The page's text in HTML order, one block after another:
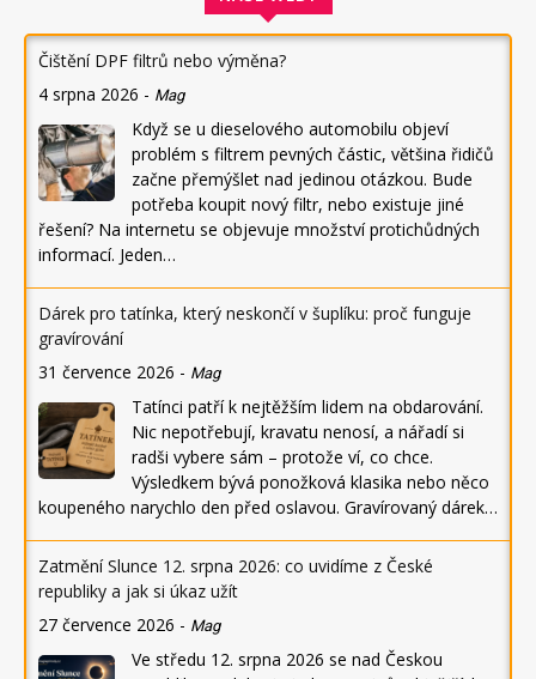
Čištění DPF filtrů nebo výměna?
4 srpna 2026 - Mag
Když se u dieselového automobilu objeví
problém s filtrem pevných částic, většina řidičů
začne přemýšlet nad jedinou otázkou. Bude
potřeba koupit nový filtr, nebo existuje jiné
řešení? Na internetu se objevuje množství protichůdných
informací. Jeden…
Dárek pro tatínka, který neskončí v šuplíku: proč funguje
gravírování
31 července 2026 - Mag
Tatínci patří k nejtěžším lidem na obdarování.
Nic nepotřebují, kravatu nenosí, a nářadí si
radši vybere sám – protože ví, co chce.
Výsledkem bývá ponožková klasika nebo něco
koupeného narychlo den před oslavou. Gravírovaný dárek…
Zatmění Slunce 12. srpna 2026: co uvidíme z České
republiky a jak si úkaz užít
27 července 2026 - Mag
Ve středu 12. srpna 2026 se nad Českou